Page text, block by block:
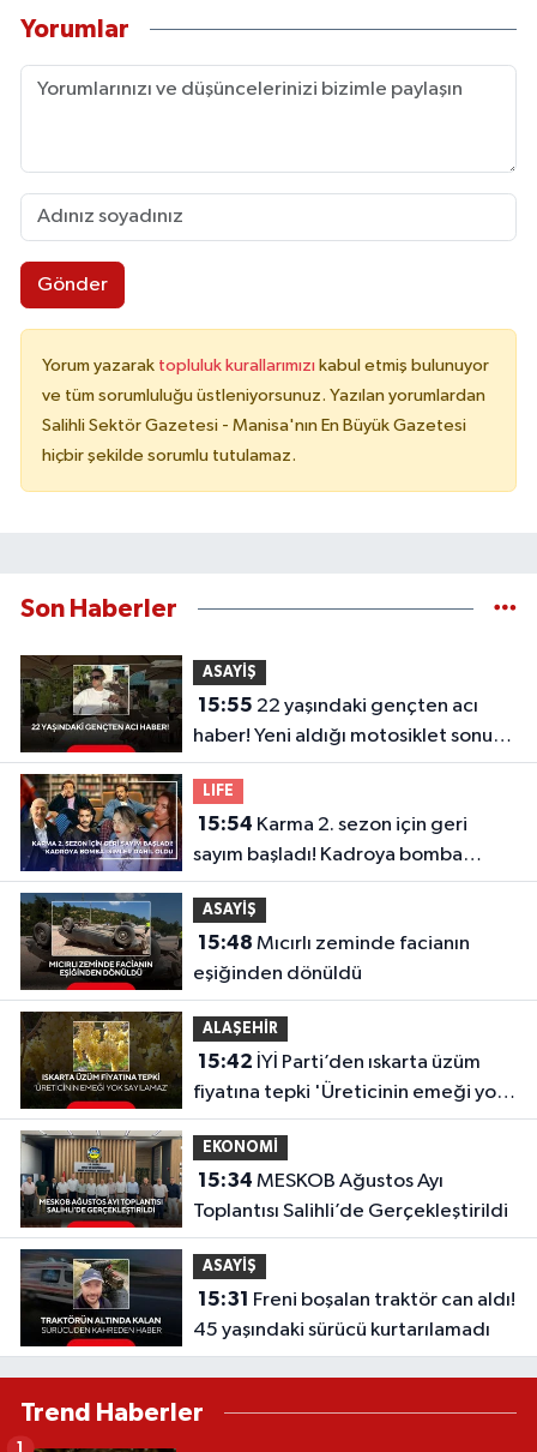
Yorumlar
Gönder
Yorum yazarak topluluk kurallarımızı kabul etmiş bulunuyor
ve tüm sorumluluğu üstleniyorsunuz. Yazılan yorumlardan
Salihli Sektör Gazetesi - Manisa'nın En Büyük Gazetesi
hiçbir şekilde sorumlu tutulamaz.
Son Haberler
ASAYİŞ
15:55
haber! Yeni aldığı motosiklet sonu
oldu
LIFE
15:54
sayım başladı! Kadroya bomba
isimler dahil oldu
ASAYİŞ
15:48
eşiğinden dönüldü
ALAŞEHİR
15:42
fiyatına tepki 'Üreticinin emeği yok
sayılamaz'
EKONOMİ
15:34
Toplantısı Salihli’de Gerçekleştirildi
ASAYİŞ
15:31
45 yaşındaki sürücü kurtarılamadı
Trend Haberler
1